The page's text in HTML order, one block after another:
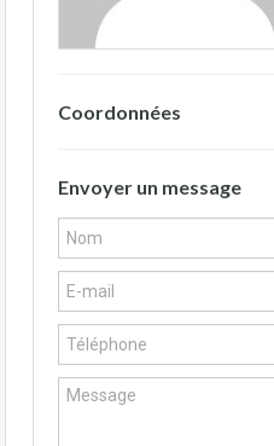
Coordonnées
Envoyer un message